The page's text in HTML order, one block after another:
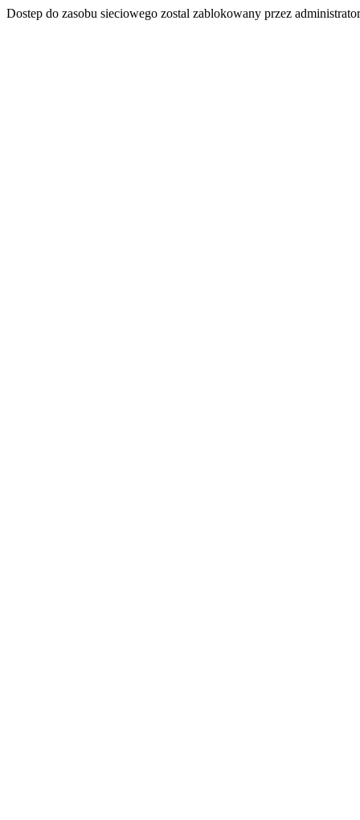
Dostep do zasobu sieciowego zostal zablokowany przez